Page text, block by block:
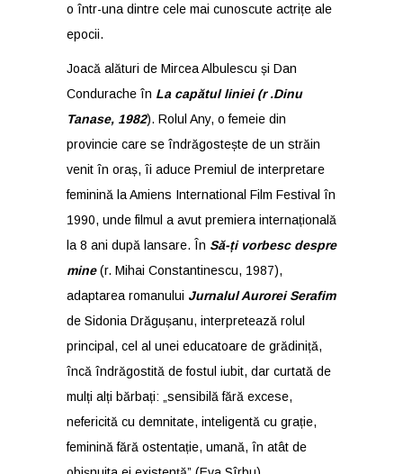
o într-una dintre cele mai cunoscute actrițe ale
epocii.
Joacă alături de Mircea Albulescu și Dan
Condurache în La capătul liniei (r .Dinu
Tanase, 1982). Rolul Any, o femeie din
provincie care se îndrăgostește de un străin
venit în oraș, îi aduce Premiul de interpretare
feminină la Amiens International Film Festival în
1990, unde filmul a avut premiera internațională
la 8 ani după lansare. În Să-ți vorbesc despre
mine(r. Mihai Constantinescu, 1987),
adaptarea romanului Jurnalul Aurorei Serafim
de Sidonia Drăgușanu, interpretează rolul
principal, cel al unei educatoare de grădiniță,
încă îndrăgostită de fostul iubit, dar curtată de
mulți alți bărbați: „sensibilă fără excese,
nefericită cu demnitate, inteligentă cu grație,
feminină fără ostentație, umană, în atât de